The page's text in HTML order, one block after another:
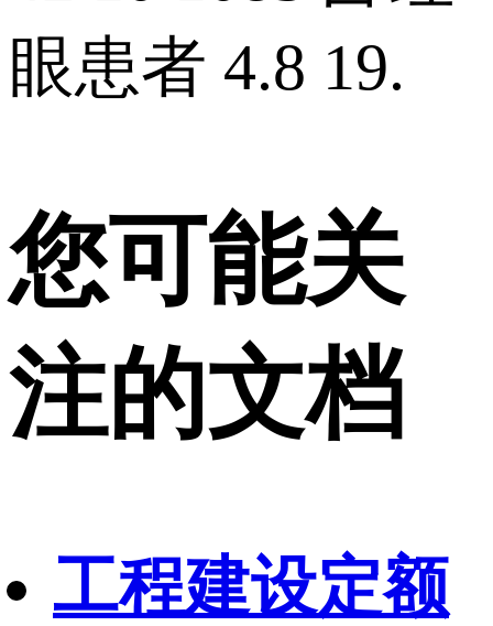
眼患者 4.8 19.
您可能关
注的文档
工程建设定额